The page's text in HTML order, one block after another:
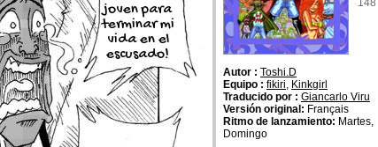
joven para
terminar mi
vida en el
escusado!
148
Autor : Toshi.D
Equipo : fikiri, Kinkgirl
Traducido por : Giancarlo Viru
Versión original: Français
Ritmo de lanzamiento: Martes,
Domingo